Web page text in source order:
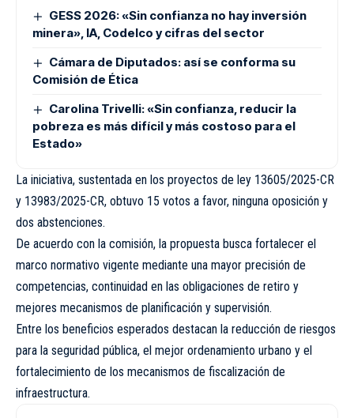
GESS 2026: «Sin confianza no hay inversión
minera», IA, Codelco y cifras del sector
Cámara de Diputados: así se conforma su
Comisión de Ética
Carolina Trivelli: «Sin confianza, reducir la
pobreza es más difícil y más costoso para el
Estado»
La iniciativa, sustentada en los proyectos de ley 13605/2025-CR
y 13983/2025-CR, obtuvo 15 votos a favor, ninguna oposición y
dos abstenciones.
De acuerdo con la comisión, la propuesta busca fortalecer el
marco normativo vigente mediante una mayor precisión de
competencias, continuidad en las obligaciones de retiro y
mejores mecanismos de planificación y supervisión.
Entre los beneficios esperados destacan la reducción de riesgos
para la seguridad pública, el mejor ordenamiento urbano y el
fortalecimiento de los mecanismos de fiscalización de
infraestructura.